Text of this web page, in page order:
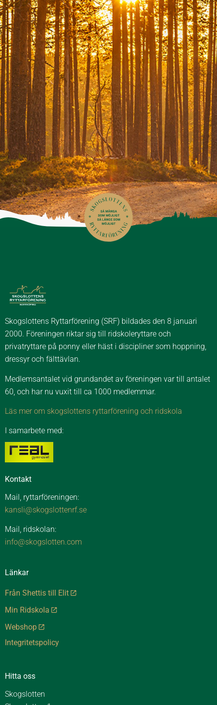
Skogslottens Ryttarförening (SRF) bildades den 8 januari
2000. Föreningen riktar sig till ridskoleryttare och
privatryttare på ponny eller häst i discipliner som hoppning,
dressyr och fälttävlan.
Medlemsantalet vid grundandet av föreningen var till antalet
60, och har nu vuxit till ca 1000 medlemmar.
Läs mer om skogslottens ryttarförening och ridskola
I samarbete med:
Kontakt
Mail, ryttarföreningen:
kansli@skogslottenrf.se
Mail, ridskolan:
info@skogslotten.com
Länkar
Från Shettis till Elit
Min Ridskola
Webshop
Integritetspolicy
Hitta oss
Skogslotten